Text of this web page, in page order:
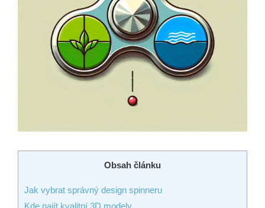
Obsah článku
Jak vybrat správný design spinneru